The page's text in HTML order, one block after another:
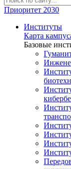
Приоритет 2030
Институты
Карта
Базовые